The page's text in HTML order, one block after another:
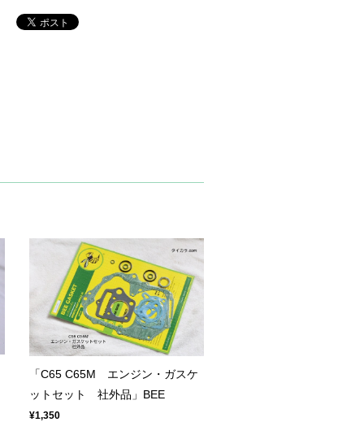
「C65 C65M エンジン・ガスケ
ットセット 社外品」BEE
¥1,350